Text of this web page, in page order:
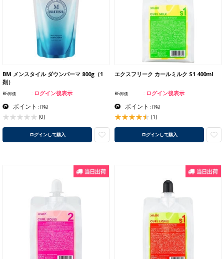
BM メンスタイル ダウンパーマ 800g（1
剤）
BG卸価 ログイン後表示
ポイント :(1%)
(0)
ログインして購入
エクスフリーク カールミルク S1 400ml
BG卸価 ログイン後表示
ポイント :(1%)
(1)
ログインして購入